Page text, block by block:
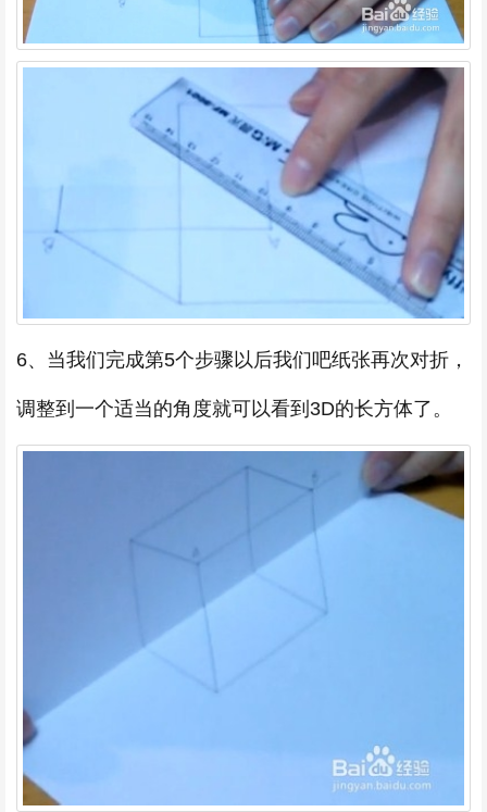
6、当我们完成第5个步骤以后我们吧纸张再次对折，
调整到一个适当的角度就可以看到3D的长方体了。